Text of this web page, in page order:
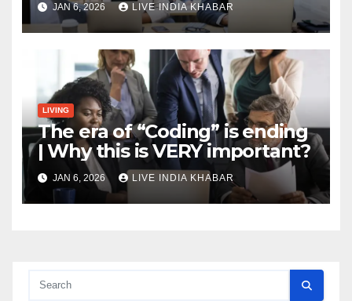
JAN 6, 2026 LIVE INDIA KHABAR
LIVING
The era of “Coding” is ending
| Why this is VERY important?
JAN 6, 2026 LIVE INDIA KHABAR